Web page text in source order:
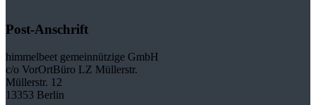
Post-Anschrift
himmelbeet gemeinnützige GmbH
c/o VorOrtBüro LZ Müllerstr.
Müllerstr. 12
13353 Berlin